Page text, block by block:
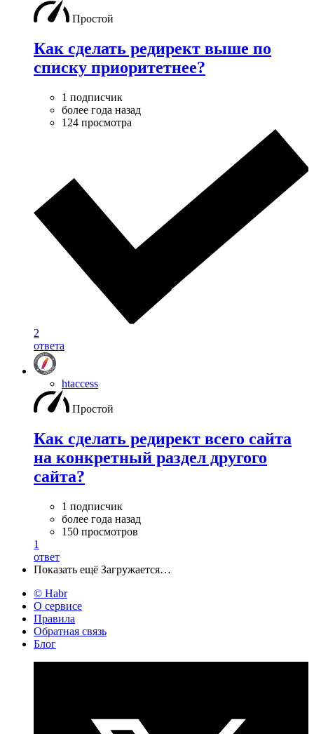
Простой
Как сделать редирект выше по
списку приоритетнее?
1 подписчик
более года назад
124 просмотра
2
ответа
htaccess
Простой
Как сделать редирект всего сайта
на конкретный раздел другого
сайта?
1 подписчик
более года назад
150 просмотров
1
ответ
Показать ещё Загружается…
© Habr
О сервисе
Правила
Обратная связь
Блог